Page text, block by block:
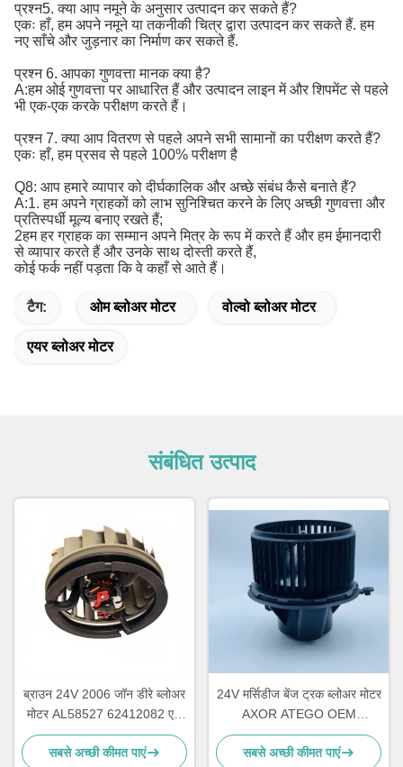
प्रश्न5. क्या आप नमूने के अनुसार उत्पादन कर सकते हैं?
एकः हाँ, हम अपने नमूने या तकनीकी चित्र द्वारा उत्पादन कर सकते हैं. हम
नए साँचे और जुड़नार का निर्माण कर सकते हैं.
प्रश्न 6. आपका गुणवत्ता मानक क्या है?
A:हम ओई गुणवत्ता पर आधारित हैं और उत्पादन लाइन में और शिपमेंट से पहले
भी एक-एक करके परीक्षण करते हैं।
प्रश्न 7. क्या आप वितरण से पहले अपने सभी सामानों का परीक्षण करते हैं?
एकः हाँ, हम प्रसव से पहले 100% परीक्षण है
Q8: आप हमारे व्यापार को दीर्घकालिक और अच्छे संबंध कैसे बनाते हैं?
A:1. हम अपने ग्राहकों को लाभ सुनिश्चित करने के लिए अच्छी गुणवत्ता और
प्रतिस्पर्धी मूल्य बनाए रखते हैं;
2हम हर ग्राहक का सम्मान अपने मित्र के रूप में करते हैं और हम ईमानदारी
से व्यापार करते हैं और उनके साथ दोस्ती करते हैं,
कोई फर्क नहीं पड़ता कि वे कहाँ से आते हैं।
टैग: ओम ब्लोअर मोटर वोल्वो ब्लोअर मोटर
एयर ब्लोअर मोटर
संबंधित उत्पाद
ब्राउन 24V 2006 जॉन डीरे ब्लोअर
मोटर AL58527 62412082 एक
साल की वारंटी:
सबसे अच्छी कीमत पाएं
24V मर्सिडीज बेंज ट्रक ब्लोअर मोटर
AXOR ATEGO OEM
A0038300108
सबसे अच्छी कीमत पाएं